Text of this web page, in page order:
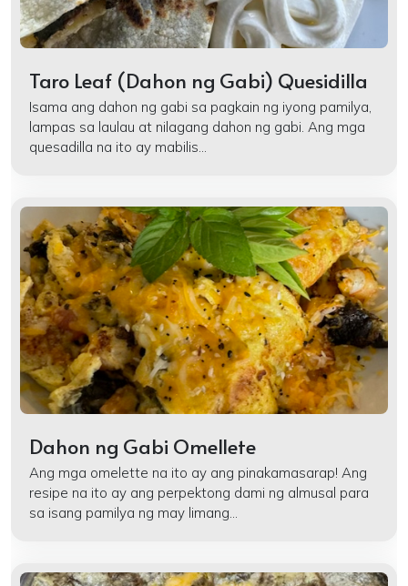
Taro Leaf (Dahon ng Gabi) Quesidilla
Isama ang dahon ng gabi sa pagkain ng iyong pamilya,
lampas sa laulau at nilagang dahon ng gabi. Ang mga
quesadilla na ito ay mabilis...
Dahon ng Gabi Omellete
Ang mga omelette na ito ay ang pinakamasarap! Ang
resipe na ito ay ang perpektong dami ng almusal para
sa isang pamilya ng may limang...